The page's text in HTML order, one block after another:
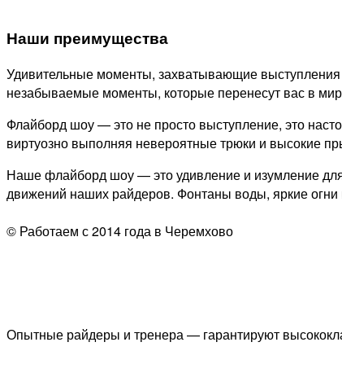
Наши преимущества
Удивительные моменты, захватывающие
незабываемые моменты, которые перенесут вас в
Флайборд шоу — это не просто выступление, это
виртуозно выполняя невероятные трюки и высокие
Наше флайборд шоу — это удивление и изумление
движений наших райдеров. Фонтаны воды, яркие
© Работаем с 2014 года в Черемхово
Опытные райдеры и тренера — гарантируют